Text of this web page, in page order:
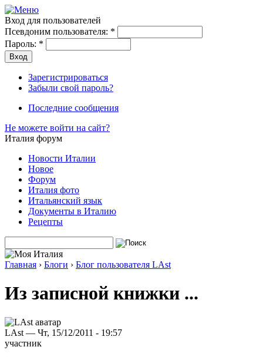
Вход для пользователей
Псевдоним пользователя: *
Пароль: *
Зарегистрироваться
Забыли свой пароль?
Последние сообщения
Не можете войти на сайт?
Италия форум
Новости Италии
Новое
Форум
Италия фото
Итальянский язык
Документы в Италию
Рецепты
Главная › Блоги › Блог пользователя LAst
Из записной книжки ...
LAst — Чт, 15/12/2011 - 19:57
участник